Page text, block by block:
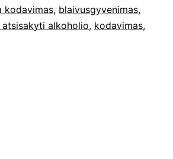
kodavimas, blaivusgyvenimas,
atsisakyti alkoholio, kodavimas,